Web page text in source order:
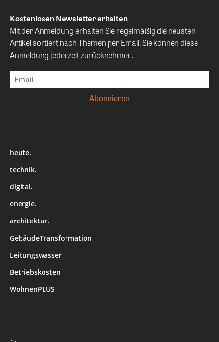
Kostenlosen Newsletter erhalten
Mit der Anmeldung erhalten Sie regelmäßig die neusten
Artikel sortiert nach Themen per Email. Sie können diese
Anmeldung jederzeit zurücknehmen.
heute.
technik.
digital.
energie.
architektur.
GebäudeTransformation
Leitungswasser
Betriebskosten
WohnenPLUS